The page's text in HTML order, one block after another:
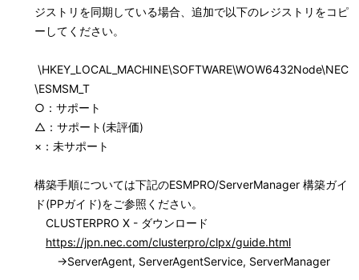
ジストリを同期している場合、追加で以下のレジストリをコピ
ーしてください。
\HKEY_LOCAL_MACHINE\SOFTWARE\WOW6432Node\NEC
\ESMSM_T
○：サポート
△：サポート(未評価)
×：未サポート
構築手順については下記のESMPRO/ServerManager 構築ガイ
ド(PPガイド)をご参照ください。
CLUSTERPRO X - ダウンロード
https://jpn.nec.com/clusterpro/clpx/guide.html
→ServerAgent, ServerAgentService, ServerManager